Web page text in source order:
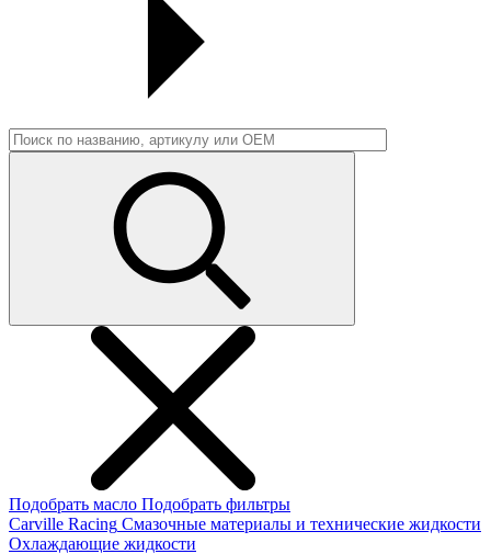
Подобрать масло Подобрать фильтры
Carville Racing Смазочные материалы и технические жидкости
Охлаждающие жидкости